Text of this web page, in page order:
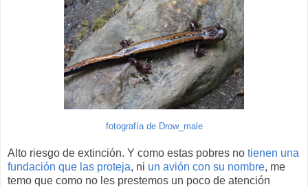
fotografía de Drow_male
Alto riesgo de extinción. Y como estas pobres no tienen una
fundación que las proteja, ni un avión con su nombre, me
temo que como no les prestemos un poco de atención